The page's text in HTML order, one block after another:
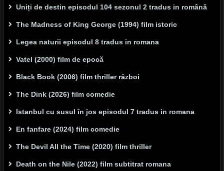
Uniți de destin episodul 104 sezonul 2 tradus in română
The Madness of King George (1994) film istoric
Legea naturii episodul 8 tradus in romana
Vatel (2000) film de epocă
Black Book (2006) film thriller război
The Dink (2026) film comedie
Istanbul cu susul în jos episodul 7 tradus in romana
En fanfare (2024) film comedie
The Devil All the Time (2020) film thriller
Death on the Nile (2022) film subtitrat romana